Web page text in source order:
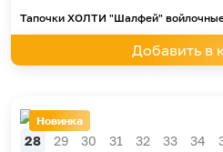
Тапочки ХОЛТИ "Шалфей"
Добавить в
Новинка
28 29 30 31 32 33 34